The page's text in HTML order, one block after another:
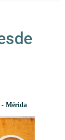
- Mérida